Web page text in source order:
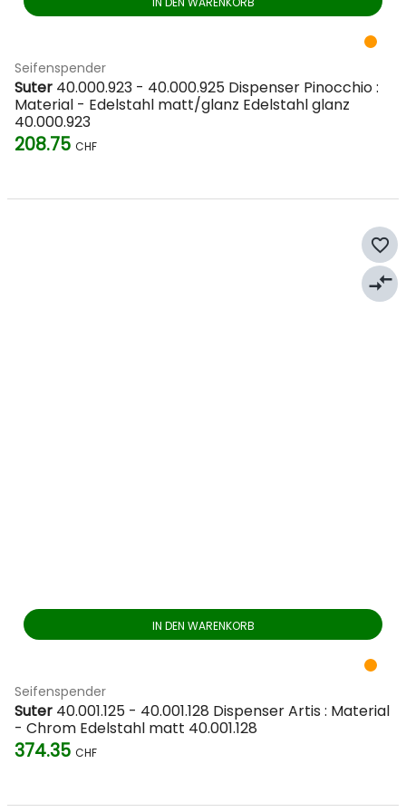
Seifenspender
Suter 40.000.923 - 40.000.925 Dispenser Pinocchio :
Material - Edelstahl matt/glanz Edelstahl glanz
40.000.923
208.75 CHF
IN DEN WARENKORB
Seifenspender
Suter 40.001.125 - 40.001.128 Dispenser Artis : Material
- Chrom Edelstahl matt 40.001.128
374.35 CHF
favorite_border
compare_arrows